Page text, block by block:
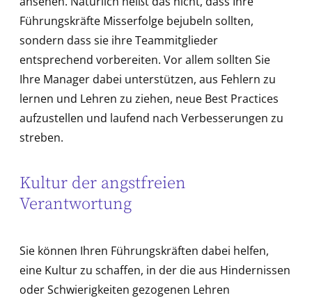
Führungskräfte Misserfolge bejubeln sollten,
sondern dass sie ihre Teammitglieder
entsprechend vorbereiten. Vor allem sollten Sie
Ihre Manager dabei unterstützen, aus Fehlern zu
lernen und Lehren zu ziehen, neue Best Practices
aufzustellen und laufend nach Verbesserungen zu
streben.
Kultur der angstfreien
Verantwortung
Sie können Ihren Führungskräften dabei helfen,
eine Kultur zu schaffen, in der die aus Hindernissen
oder Schwierigkeiten gezogenen Lehren